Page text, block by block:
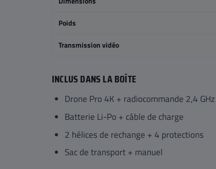
Poids
Transmission vidéo
INCLUS DANS LA BOÎTE
Drone Pro 4K + radiocommande 2,4 GHz
Batterie Li-Po + câble de charge
2 hélices de rechange + 4 protections
Sac de transport + manuel